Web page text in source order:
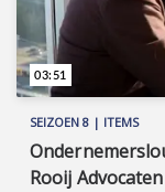
SEIZOEN 8 | ITEMS
Rooij Advocaten
03:51